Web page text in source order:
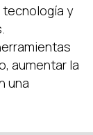
tecnología y
aumentar la
una